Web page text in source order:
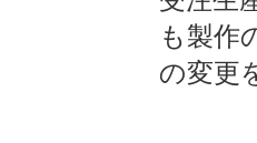
も製作
の変更